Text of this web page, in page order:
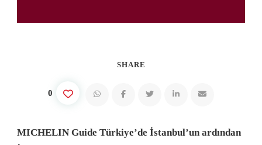
SHARE
0
MICHELIN Guide Türkiye’de İstanbul’un ardından